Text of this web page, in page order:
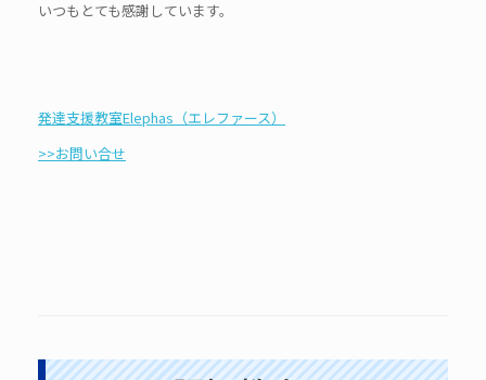
いつもとても感謝しています。
発達支援教室Elephas（エレファース）
>>お問い合せ